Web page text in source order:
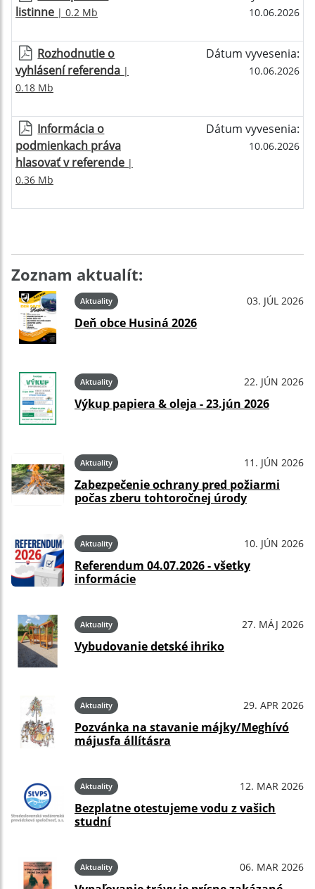
listinne | 0.2 Mb 10.06.2026
Rozhodnutie o
vyhlásení referenda |
0.18 Mb
Dátum vyvesenia:
10.06.2026
Informácia o
podmienkach práva
hlasovať v referende |
0.36 Mb
Dátum vyvesenia:
10.06.2026
Zoznam aktualít:
Aktuality 03. JÚL 2026
Deň obce Husiná 2026
Aktuality 22. JÚN 2026
Výkup papiera & oleja - 23.jún 2026
Aktuality 11. JÚN 2026
Zabezpečenie ochrany pred požiarmi
počas zberu tohtoročnej úrody
Aktuality 10. JÚN 2026
Referendum 04.07.2026 - všetky
informácie
Aktuality 27. MÁJ 2026
Vybudovanie detské ihriko
Aktuality 29. APR 2026
Pozvánka na stavanie májky/Meghívó
májusfa állításra
Aktuality 12. MAR 2026
Bezplatne otestujeme vodu z vašich
studní
Aktuality 06. MAR 2026